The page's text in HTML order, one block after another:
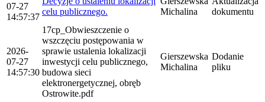
07-27
14:57:37
celu publicznego.
Michalina
dokumentu
2026-
07-27
14:57:30
17cp_Obwieszczenie o
wszczęciu postępowania w
sprawie ustalenia lokalizacji
inwestycji celu publicznego,
budowa sieci
elektronergetycznej, obręb
Ostrowite.pdf
Gierszewska
Michalina
Dodanie
pliku